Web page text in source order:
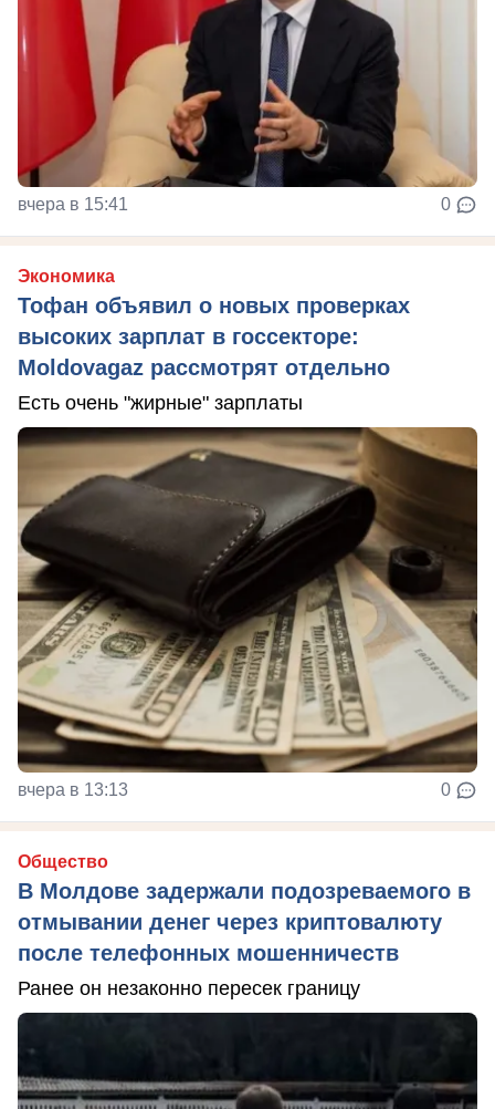
вчера в 15:41 0
Экономика
Тофан объявил о новых проверках
высоких зарплат в госсекторе:
Moldovagaz рассмотрят отдельно
Есть очень "жирные" зарплаты
вчера в 13:13 0
Общество
В Молдове задержали подозреваемого в
отмывании денег через криптовалюту
после телефонных мошенничеств
Ранее он незаконно пересек границу